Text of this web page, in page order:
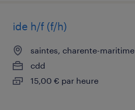
ide h/f (f/h)
saintes, charente-maritime
cdd
15,00 € par heure